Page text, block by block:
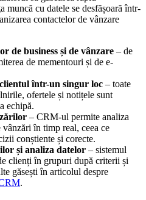
muncă cu datele se desfășoară într-
contactelor de vânzare
de business și de vânzare – de
de mementouri și de e-
într-un singur loc – toate
ofertele și notițele sunt
echipă.
– CRM-ul permite analiza
în timp real, ceea ce
conștiente și corecte.
și analiza datelor – sistemul
clienți în grupuri după criterii și
găsești în articolul despre
.